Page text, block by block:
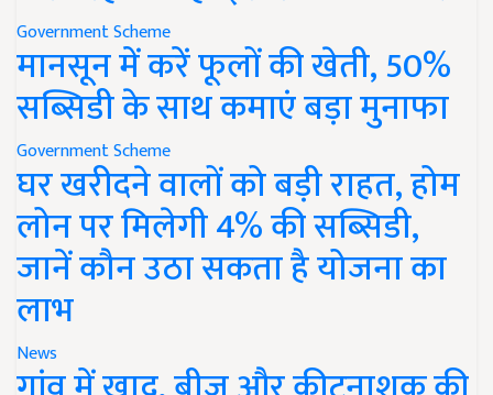
Government Scheme
मानसून में करें फूलों की खेती, 50%
सब्सिडी के साथ कमाएं बड़ा मुनाफा
Government Scheme
घर खरीदने वालों को बड़ी राहत, होम
लोन पर मिलेगी 4% की सब्सिडी,
जानें कौन उठा सकता है योजना का
लाभ
News